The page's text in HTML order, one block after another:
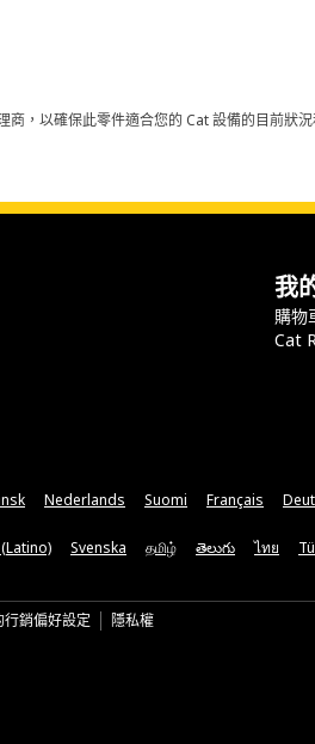
，以確保此零件適合您的 Cat 設備的目前狀
我
購物
Cat
Nederlands Suomi Français
Svenska தமிழ் తెలుగు ไทย
行銷偏好設定 隱私權